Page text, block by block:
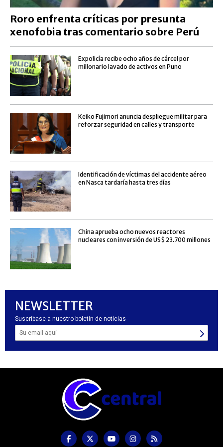
Roro enfrenta críticas por presunta
xenofobia tras comentario sobre Perú
Expolicía recibe ocho años de cárcel por
millonario lavado de activos en Puno
Keiko Fujimori anuncia despliegue militar para
reforzar seguridad en calles y transporte
Identificación de víctimas del accidente aéreo
en Nasca tardaría hasta tres días
China aprueba ocho nuevos reactores
nucleares con inversión de US$ 23.700 millones
NEWSLETTER
Suscríbase a nuestro boletín de noticias